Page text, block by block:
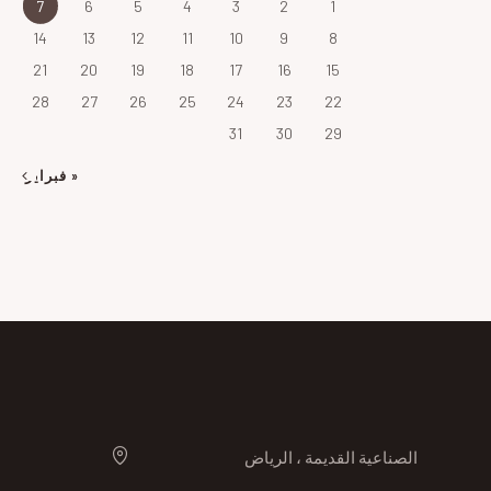
1
2
3
4
5
6
7
8
9
10
11
12
13
14
15
16
17
18
19
20
21
22
23
24
25
26
27
28
29
30
31
« فبراير
الصناعية القديمة ، الرياض